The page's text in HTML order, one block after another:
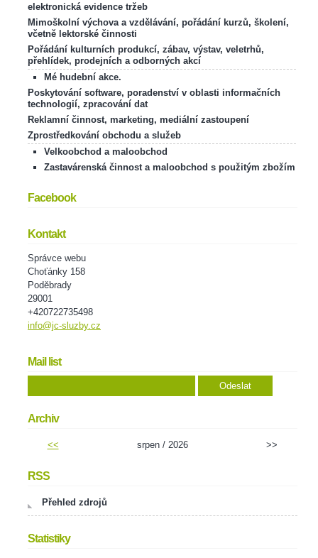
elektronická evidence tržeb
Mimoškolní výchova a vzdělávání, pořádání kurzů, školení,
včetně lektorské činnosti
Pořádání kulturních produkcí, zábav, výstav, veletrhů,
přehlídek, prodejních a odborných akcí
Mé hudební akce.
Poskytování software, poradenství v oblasti informačních
technologií, zpracování dat
Reklamní činnost, marketing, mediální zastoupení
Zprostředkování obchodu a služeb
Velkoobchod a maloobchod
Zastavárenská činnost a maloobchod s použitým zbožím
Facebook
Kontakt
Správce webu
Choťánky 158
Poděbrady
29001
+420722735498
info@jc-sluzby.cz
Mail list
Archiv
<< srpen / 2026 >>
RSS
Přehled zdrojů
Statistiky